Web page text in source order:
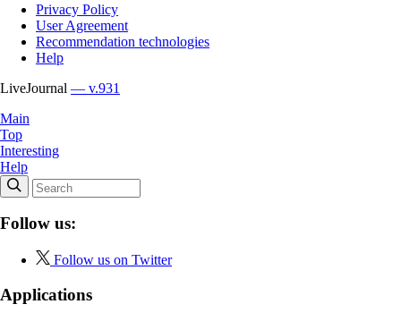
Privacy Policy
User Agreement
Recommendation technologies
Help
LiveJournal — v.931
Main
Top
Interesting
Help
Follow us:
Follow us on Twitter
Applications